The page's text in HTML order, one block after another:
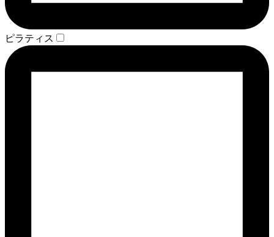
ピラティス